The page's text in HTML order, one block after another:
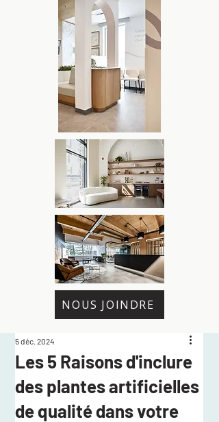
NOUS JOINDRE
Les 5 Raisons d'inclure
des plantes artificielles
de qualité dans votre
5 déc. 2024